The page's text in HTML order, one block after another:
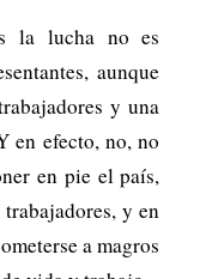
la lucha no es
aunque
y una
en efecto, no, no
en pie el país,
y en
a magros